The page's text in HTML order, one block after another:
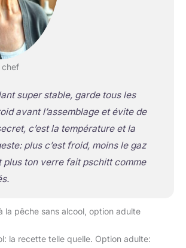
chef
super stable, garde tous les
avant l’assemblage et évite de
c’est la température et la
plus c’est froid, moins le gaz
plus ton verre fait pschitt comme
la pêche sans alcool, option adulte
la recette telle quelle. Option adulte: